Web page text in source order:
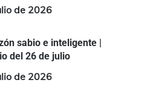
de 2026
sabio e inteligente |
del 26 de julio
de 2026